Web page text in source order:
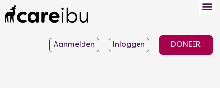
naar
Aanmelden Inloggen DONEER